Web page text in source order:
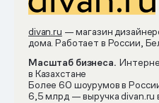
divan.ru — магазин
дома. Работает в России,
Масштаб бизнеса.
в Казахстане
Более 60 шоурумов в
6,5 млрд — выручка divan.ru